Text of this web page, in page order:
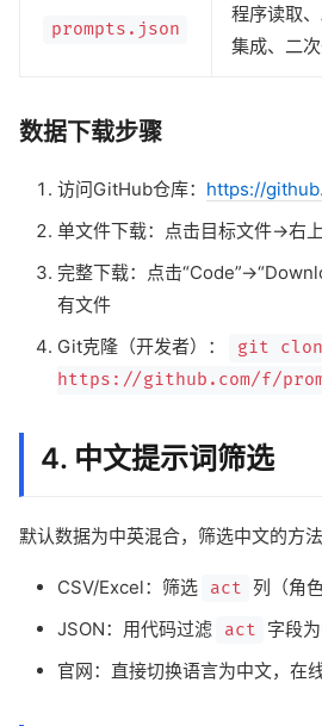
prompts.json
程序读取
集成、二
数据下载步骤
访问GitHub仓库： https://
单文件下载：点击目标文件→右
完整下载：点击
有文件
Git克隆（开发者）：
git
https://github.com/f/
4. 中文提示词筛选
默认数据为中英混合，筛选中文的方法
CSV/Excel：筛选 act
列（角
JSON：用代码过滤
act
字段
官网：直接切换语言为中文，在